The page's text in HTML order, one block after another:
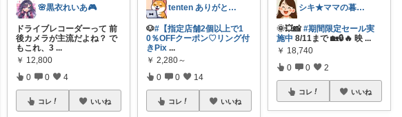
🌸黒衣れいあ🎮
ドライブレコーダーって 前
後カメラが主流だよね？ で
もこれ、3 ...
￥ 12,800
0 0 4
コレ いいね
tenten ありがとうございます。😃
🐶#【指定店舗2個以上で1
0％OFFクーポン♡リング付
きPix ...
￥ 2,280～
0 0 14
コレ いいね
シキ★ママの暮らし、キッズ
🌞💥📸#期間限定セール実
施中 8/11まで 🏡🔒🔥 映 ...
￥ 18,740
0 0 2
コレ いいね